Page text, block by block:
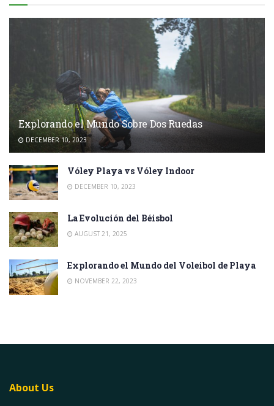
Explorando el Mundo Sobre Dos Ruedas
DECEMBER 10, 2023
Vóley Playa vs Vóley Indoor
DECEMBER 10, 2023
La Evolución del Béisbol
AUGUST 21, 2025
Explorando el Mundo del Voleibol de Playa
NOVEMBER 22, 2023
About Us